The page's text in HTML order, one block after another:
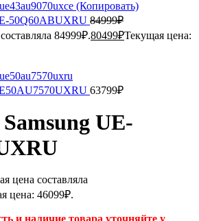
50Q60ABUXRU 84999₽
84999₽.80499₽Текущая цена:
63799₽
UE-
цена составляла
цена: 46099₽.
и наличие товара уточняйте у